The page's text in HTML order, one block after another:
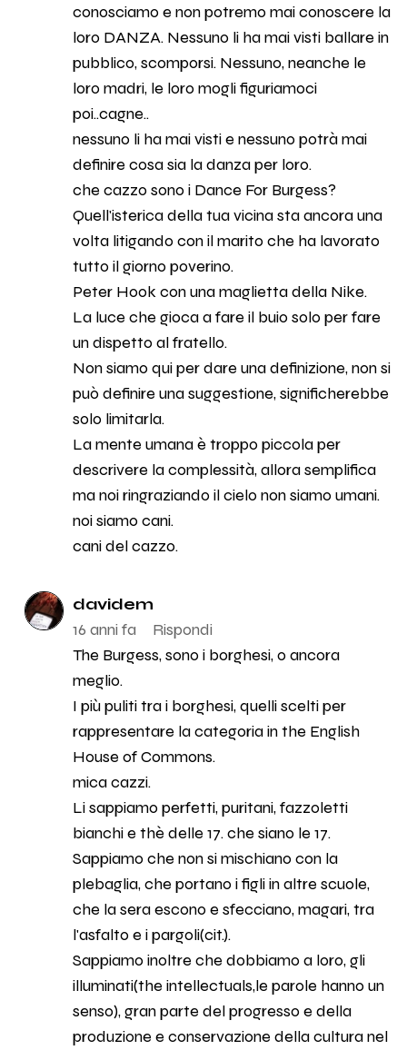
conosciamo e non potremo mai conoscere la
loro DANZA. Nessuno li ha mai visti ballare in
pubblico, scomporsi. Nessuno, neanche le
loro madri, le loro mogli figuriamoci
poi..cagne..
nessuno li ha mai visti e nessuno potrà mai
definire cosa sia la danza per loro.
che cazzo sono i Dance For Burgess?
Quell'isterica della tua vicina sta ancora una
volta litigando con il marito che ha lavorato
tutto il giorno poverino.
Peter Hook con una maglietta della Nike.
La luce che gioca a fare il buio solo per fare
un dispetto al fratello.
Non siamo qui per dare una definizione, non si
può definire una suggestione, significherebbe
solo limitarla.
La mente umana è troppo piccola per
descrivere la complessità, allora semplifica
ma noi ringraziando il cielo non siamo umani.
noi siamo cani.
cani del cazzo.
davidem
16 anni fa
Rispondi
The Burgess, sono i borghesi, o ancora
meglio.
I più puliti tra i borghesi, quelli scelti per
rappresentare la categoria in the English
House of Commons.
mica cazzi.
Li sappiamo perfetti, puritani, fazzoletti
bianchi e thè delle 17. che siano le 17.
Sappiamo che non si mischiano con la
plebaglia, che portano i figli in altre scuole,
che la sera escono e sfecciano, magari, tra
l'asfalto e i pargoli(cit.).
Sappiamo inoltre che dobbiamo a loro, gli
illuminati(the intellectuals,le parole hanno un
senso), gran parte del progresso e della
produzione e conservazione della cultura nel